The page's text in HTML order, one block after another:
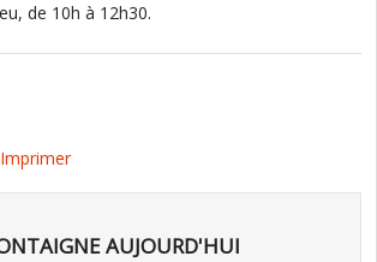
de 10h à 12h30.
Imprimer
AUJOURD'HUI